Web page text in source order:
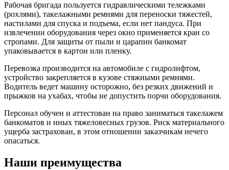
Рабочая бригада пользуется гидравлическими тележками
(рохлями), такелажными ремнями для переноски тяжестей,
настилами для спуска и подъема, если нет пандуса. При
извлечении оборудования через окно применяется кран со
стропами. Для защиты от пыли и царапин банкомат
упаковывается в картон или пленку.
Перевозка производится на автомобиле с гидролифтом,
устройство закрепляется в кузове стяжными ремнями.
Водитель ведет машину осторожно, без резких движений и
прыжков на ухабах, чтобы не допустить порчи оборудования.
Персонал обучен и аттестован на право заниматься такелажем
банкоматов и иных тяжеловесных грузов. Риск материального
ущерба застрахован, в этом отношении заказчикам нечего
опасаться.
Наши преимущества